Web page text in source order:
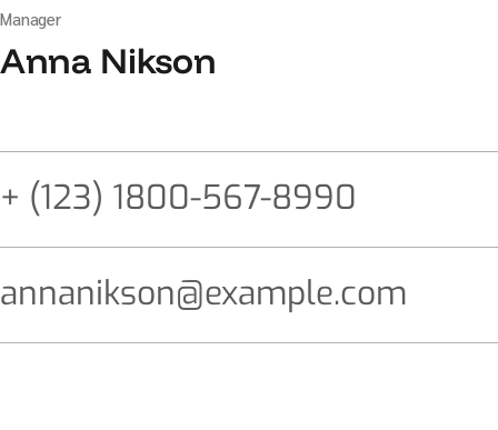
Manager
Anna Nikson
+ (123) 1800-567-8990
annanikson@example.com